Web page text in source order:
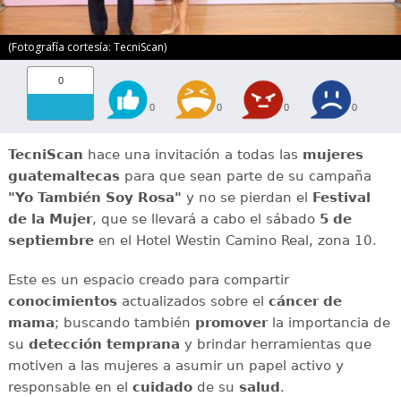
(Fotografía cortesía: TecniScan)
0
0 0 0 0
TecniScan hace una invitación a todas las mujeres
guatemaltecaspara que sean parte de su campaña
"Yo También Soy Rosa" y no se pierdan el
Festival
de la Mujer, que se llevará a cabo el sábado5 de
septiembreen el Hotel Westin Camino Real, zona 10.
Este es un espacio creado para compartir
conocimientosactualizados sobre el cáncer de
mama; buscando también promoverla importancia de
su detección temprana y brindar herramientas que
motiven a las mujeres a asumir un papel activo y
responsable en el cuidadode su salud .